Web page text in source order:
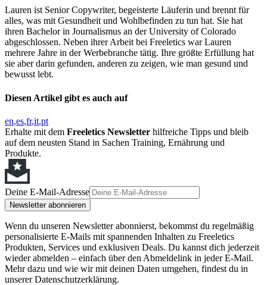
Lauren ist Senior Copywriter, begeisterte Läuferin und brennt für
alles, was mit Gesundheit und Wohlbefinden zu tun hat. Sie hat
ihren Bachelor in Journalismus an der University of Colorado
abgeschlossen. Neben ihrer Arbeit bei Freeletics war Lauren
mehrere Jahre in der Werbebranche tätig. Ihre größte Erfüllung hat
sie aber darin gefunden, anderen zu zeigen, wie man gesund und
bewusst lebt.
Diesen Artikel gibt es auch auf
en es fr it pt
Erhalte mit dem Freeletics Newsletter hilfreiche Tipps und bleib
auf dem neusten Stand in Sachen Training, Ernährung und
Produkte.
Deine E-Mail-Adresse
Newsletter abonnieren
Wenn du unseren Newsletter abonnierst, bekommst du regelmäßig
personalisierte E-Mails mit spannenden Inhalten zu Freeletics
Produkten, Services und exklusiven Deals. Du kannst dich jederzeit
wieder abmelden – einfach über den Abmeldelink in jeder E-Mail.
Mehr dazu und wie wir mit deinen Daten umgehen, findest du in
unserer Datenschutzerklärung.